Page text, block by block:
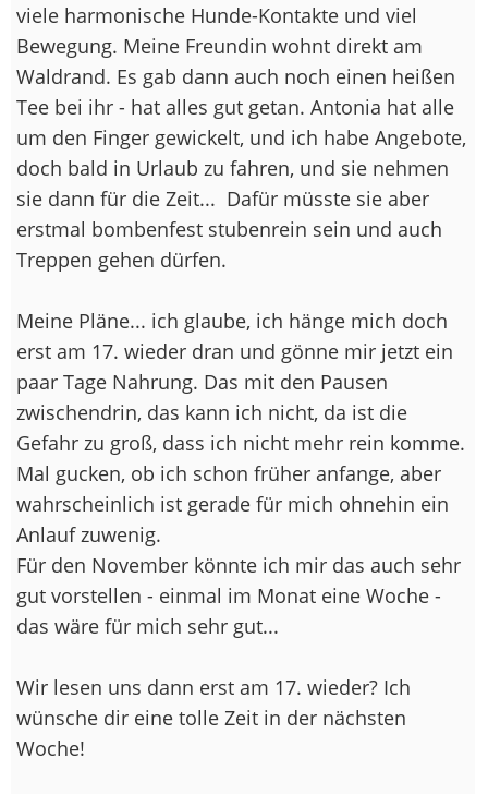
viele harmonische Hunde-Kontakte und viel
Bewegung. Meine Freundin wohnt direkt am
Waldrand. Es gab dann auch noch einen heißen
Tee bei ihr - hat alles gut getan. Antonia hat alle
um den Finger gewickelt, und ich habe Angebote,
doch bald in Urlaub zu fahren, und sie nehmen
sie dann für die Zeit... Dafür müsste sie aber
erstmal bombenfest stubenrein sein und auch
Treppen gehen dürfen.
Meine Pläne... ich glaube, ich hänge mich doch
erst am 17. wieder dran und gönne mir jetzt ein
paar Tage Nahrung. Das mit den Pausen
zwischendrin, das kann ich nicht, da ist die
Gefahr zu groß, dass ich nicht mehr rein komme.
Mal gucken, ob ich schon früher anfange, aber
wahrscheinlich ist gerade für mich ohnehin ein
Anlauf zuwenig.
Für den November könnte ich mir das auch sehr
gut vorstellen - einmal im Monat eine Woche -
das wäre für mich sehr gut...
Wir lesen uns dann erst am 17. wieder? Ich
wünsche dir eine tolle Zeit in der nächsten
Woche!